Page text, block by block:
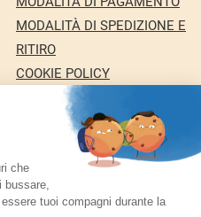
MODALITÀ DI SPEDIZIONE E
RITIRO
COOKIE POLICY
INFORMATIVA PRIVACY
dei Dottori Marco e
72 24068 Seriate (BG)
| P.Iva: 03258590169 |